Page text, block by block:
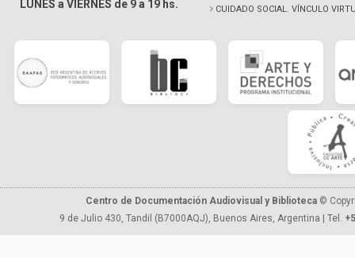
LUNES a VIERNES de 9 a 19 hs.
CUIDADO SOCIAL. VÍNCULO
Centro de Documentación Audiovisual y Biblioteca ©
9 de Julio 430, Tandil (B7000AQJ), Buenos Aires, Argentina | Tel.